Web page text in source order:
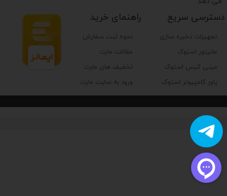
تجهیزات ذخیره سازی
مانیتور استوک
مینی کیس استوک
پاور کامپیوتر استوک
دسترسی سریع راهنمای خرید
نحوه ثبت سفارش
مقالات مارت
تخفیف های مارت
ورود به سایت مارت